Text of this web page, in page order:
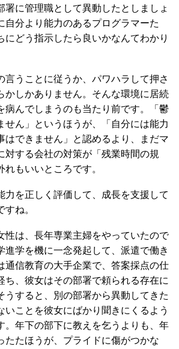
署に管理職として異動したとしましょ
自分より能力のあるプログラマーた
にどう指示したら良いかなんてわかり
言うことに従うか、パワハラして押さ
かしかありません。そんな環境に居続
病んでしまうのも当たり前です。「鬱
せん」というほうが、「自分には能力
はできません」と認めるより、まだマ
対する会社の対策が「残業時間の規
もいいところです。
を正しく評価して、成長を支援して
ね。
性は、長年専業主婦をやっていたので
進学を機に一念発起して、派遣で働き
通信教育の大手企業で、答案採点の仕
ち、彼女はその部署で頼られる存在に
うすると、別の部署から異動してきた
いことを彼女にばかり聞きにくるよう
。年下の部下に教えを乞うよりも、年
たたほうが、プライドに傷がつかな